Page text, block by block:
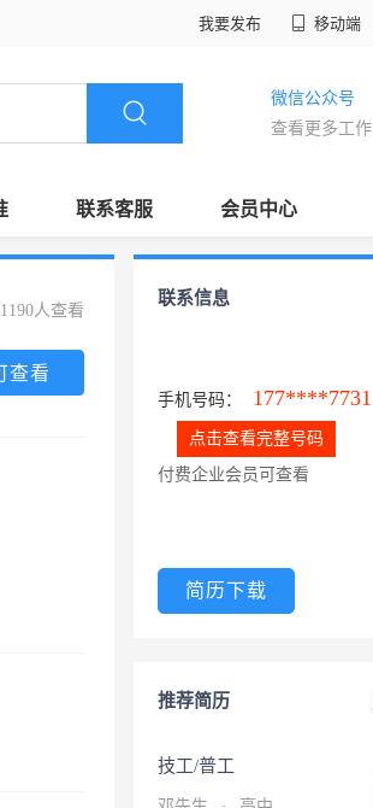
我要发布 移动端
微信公众号
查看更多工作
联系客服 会员中心
人查看
查看
联系信息
手机号码： 177****7731
点击查看完整号码
付费企业会员可查看
简历下载
推荐简历
技工/普工